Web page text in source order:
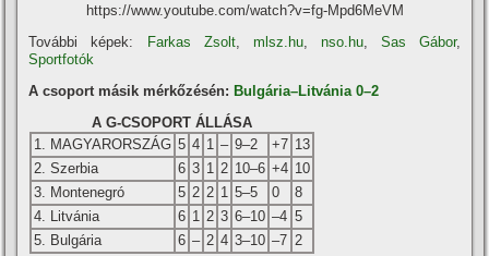
https://www.youtube.com/watch?v=fg-Mpd6MeVM
További képek:
Farkas Zsolt, mlsz.hu, nso.hu, Sas Gábor,
Sportfotók
A csoport másik mérkőzésén: Bulgária–Litvánia 0–2
A G-CSOPORT ÁLLÁSA
1. MAGYARORSZÁG 5 4 1 – 9–2 +7 13
2. Szerbia
6 3 1 2 10–6 +4 10
3. Montenegró
5 2 2 1 5–5 0
8
4. Litvánia
6 1 2 3 6–10 –4 5
5. Bulgária
6 – 2 4 3–10 –7 2